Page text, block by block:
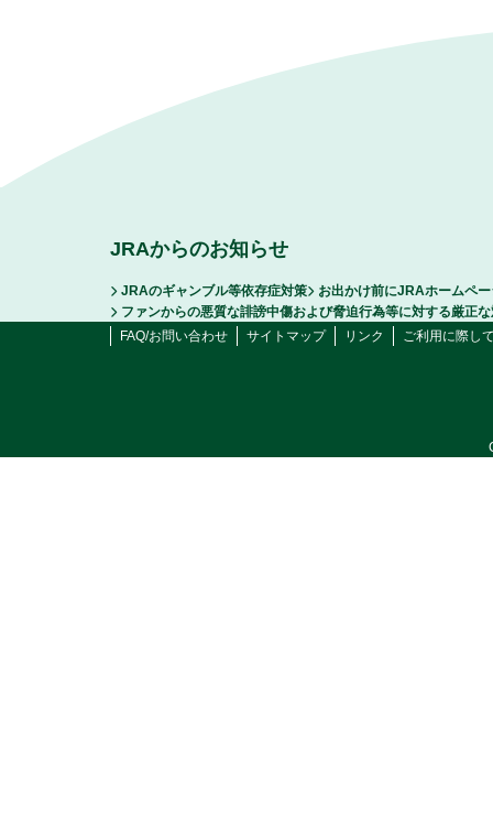
JRAからのお知らせ
JRAのギャンブル等依存症対策
お出かけ前にJRAホームペ
ファンからの悪質な誹謗中傷および脅迫行為等に対する厳正
FAQ/お問い合わせ
サイトマップ リンク ご利用に際し